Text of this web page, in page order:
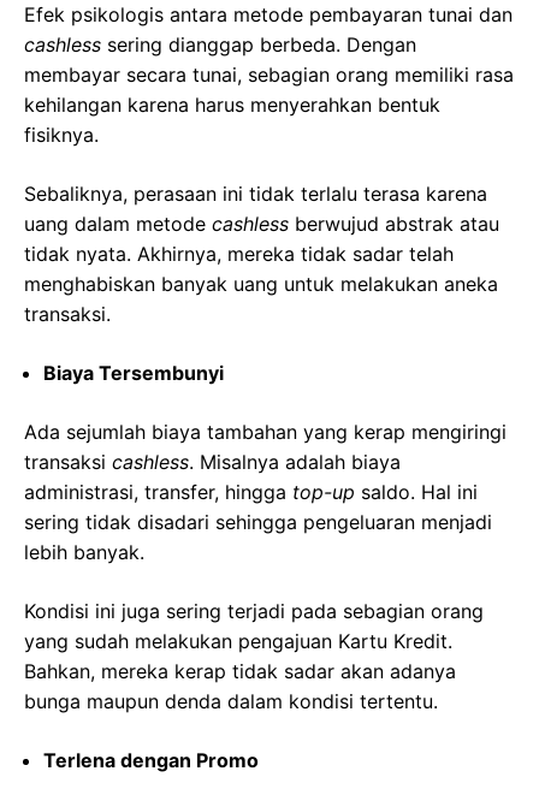
Efek psikologis antara metode pembayaran tunai dan
cashless sering dianggap berbeda. Dengan
membayar secara tunai, sebagian orang memiliki rasa
kehilangan karena harus menyerahkan bentuk
fisiknya.
Sebaliknya, perasaan ini tidak terlalu terasa karena
uang dalam metode cashless berwujud abstrak atau
tidak nyata. Akhirnya, mereka tidak sadar telah
menghabiskan banyak uang untuk melakukan aneka
transaksi.
Biaya Tersembunyi
Ada sejumlah biaya tambahan yang kerap mengiringi
transaksi cashless. Misalnya adalah biaya
administrasi, transfer, hingga top-up saldo. Hal ini
sering tidak disadari sehingga pengeluaran menjadi
lebih banyak.
Kondisi ini juga sering terjadi pada sebagian orang
yang sudah melakukan pengajuan Kartu Kredit.
Bahkan, mereka kerap tidak sadar akan adanya
bunga maupun denda dalam kondisi tertentu.
Terlena dengan Promo